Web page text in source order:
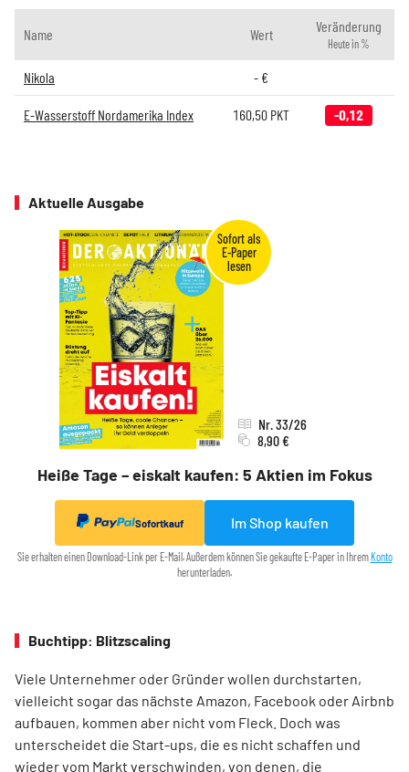
Name Wert Veränderung
Heute in %
Nikola - €
E-Wasserstoff Nordamerika Index 160,50 PKT -0,12
Aktuelle Ausgabe
Heiße Tage – eiskalt kaufen: 5 Aktien im Fokus
Nr. 33/26
8,90 €
Sofortkauf Im Shop kaufen
Sie erhalten einen Download-Link per E-Mail. Außerdem können Sie gekaufte E-Paper in Ihrem Konto
herunterladen.
Buchtipp: Blitzscaling
Viele Unternehmer oder Gründer wollen durchstarten,
vielleicht sogar das nächste Amazon, Facebook oder Airbnb
aufbauen, kommen aber nicht vom Fleck. Doch was
unterscheidet die Start-ups, die es nicht schaffen und
wieder vom Markt verschwinden, von denen, die